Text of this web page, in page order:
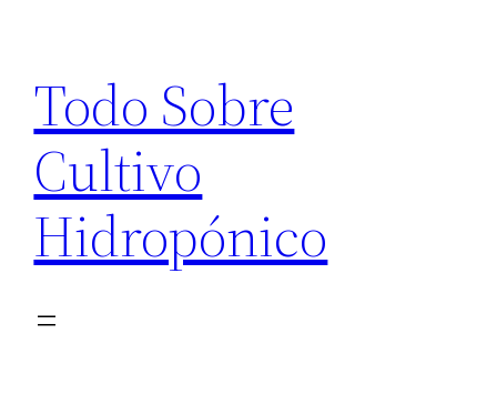
contenido
Todo Sobre
Cultivo
Hidropónico